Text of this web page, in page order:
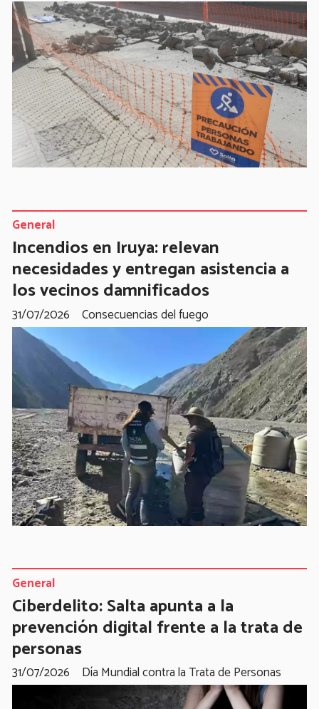
Incendios en Iruya: relevan
necesidades y entregan asistencia a
los vecinos damnificados
Consecuencias del fuego
General
31/07/2026
Ciberdelito: Salta apunta a la
prevención digital frente a la trata de
personas
Día Mundial contra la Trata de Personas
General
31/07/2026